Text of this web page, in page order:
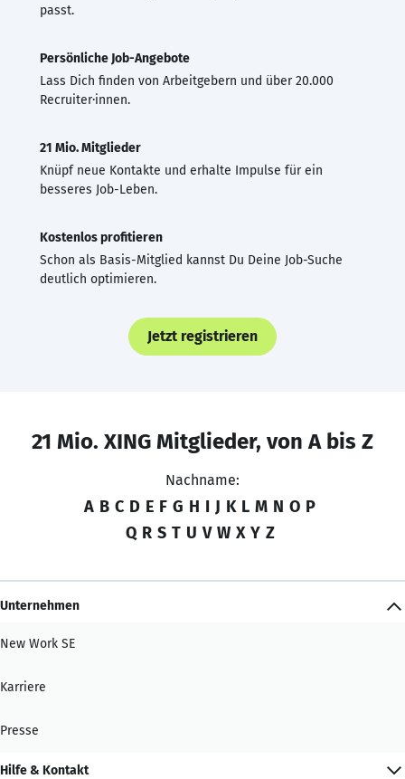
passt.
Persönliche Job-Angebote
Lass Dich finden von Arbeitgebern und über 20.000
Recruiter·innen.
21 Mio. Mitglieder
Knüpf neue Kontakte und erhalte Impulse für ein
besseres Job-Leben.
Kostenlos profitieren
Schon als Basis-Mitglied kannst Du Deine Job-Suche
deutlich optimieren.
Jetzt registrieren
21 Mio. XING Mitglieder, von A bis Z
Nachname:
A B C D E F G H I J K L M N O P
Q R S T U V W X Y Z
Unternehmen
New Work SE
Karriere
Presse
Hilfe & Kontakt